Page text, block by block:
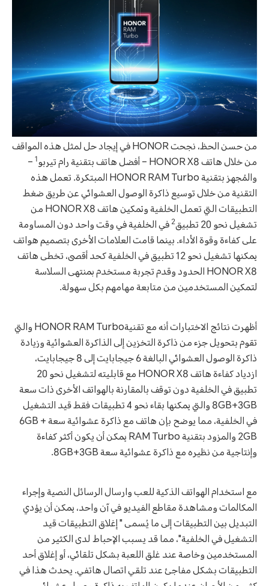
من حسن الحظ، نجحت HONOR في إيجاد حل لمثل هذه المواقف
من خلال هاتف HONOR X8 – أفضل هاتف بتقنية رام تيربو
1
–
والمُجهز بتقنية HONOR RAM Turbo المبتكرة. تعمل هذه
التقنية من خلال توسيع ذاكرة الوصول العشوائي عن طريق ضغط
التطبيقات التي تعمل الخلفية وتمكين هاتف HONOR X8 من
تشغيل نحو 20 تطبيق
2في الخلفية في وقت واحد دون المساومة
على كفاءة وقوة الأداء. بينما قامت العلامات الأخرى بتصميم هواتف
يمكنها تشغيل نحو 12 تطبيق في الخلفية كحد أقصى، تخطى هاتف
HONOR X8 الحدود وقدم تجربة مستخدم بمنتهى السلاسة
لتمكين المستخدمين من متابعة مهامهم بكل سهولة.
أظهرت نتائج الاختبارات أنه مع تقنيةHONOR RAM Turbo والتي
تقوم بتحويل جزء من ذاكرة التخزين إلى الذاكرة العشوائية وزيادة
ذاكرة الوصول العشوائي البالغة 6 جيجابايت إلى 8 جيجابايت،
ازدياد كفاءة هاتف HONOR X8 مع قابليته لتشغيل نحو 20
تطبيق في الخلفية دون توقف بالمقارنة بالهواتف الأخرى ذات سعة
8GB+3GB والتي يمكنها بقاء نحو 4 تطبيقات فقط قيد التشغيل
في الخلفية، مما يوضح بإن هاتف مع ذاكرة عشوائية سعة 6GB +
2GB والمزود بتقنية RAM Turbo يمكن أن يكون أكثر كفاءة
وإنتاجية من نظيره مع ذاكرة عشوائية سعة 8GB+3GB.
مع استخدام الهواتف الذكية للعب وارسال الرسائل النصية وإجراء
المكالمات ومشاهدة مقاطع الفيديو في آن واحد، يمكن أن يؤدي
التبديل بين التطبيقات إلى ما يُسمى " إغلاق التطبيقات قيد
التشغيل في الخلفية"، مما قد يسبب الإحباط لدى الكثير من
المستخدمين وخاصة عند غلق اللعبة بشكل تلقائي، أو إغلاق أحد
التطبيقات بشكل مفاجئ عند تلقي اتصال هاتفي. يحدث هذا في